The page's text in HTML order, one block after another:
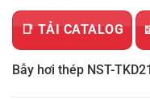
📑 TẢI CATALOG
Bẫy hơi thép NST-TKD21